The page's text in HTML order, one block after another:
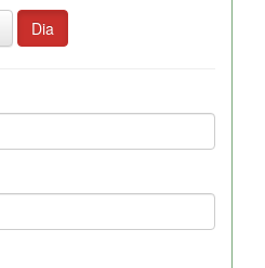
Dia